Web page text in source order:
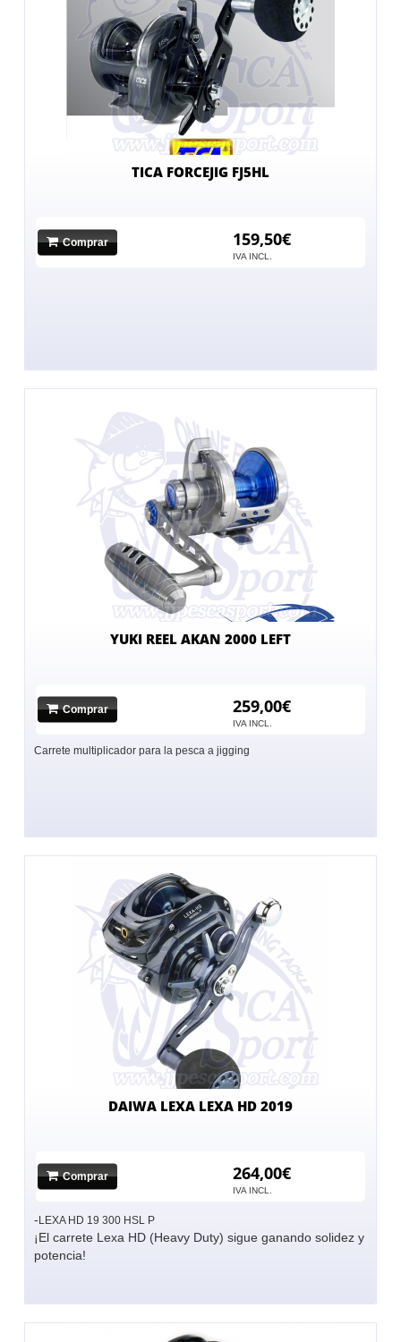
TICA FORCEJIG FJ5HL
Comprar 159,50€
IVA INCL.
YUKI REEL AKAN 2000 LEFT
Comprar 259,00€
IVA INCL.
Carrete multiplicador para la pesca a jigging
DAIWA LEXA LEXA HD 2019
Comprar 264,00€
IVA INCL.
- LEXA HD 19 300 HSL P
¡El carrete Lexa HD (Heavy Duty) sigue ganando solidez y
potencia!